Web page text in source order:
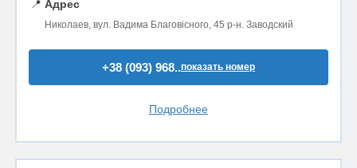
📍 Адрес
Николаев, вул. Вадима Благовісного, 45 р-н. Заводский
+38 (093) 968..показать номер
Подробнее